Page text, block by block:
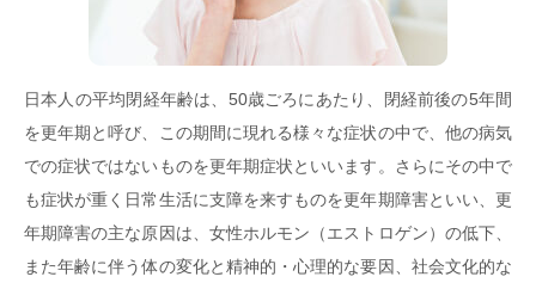
日本人の平均閉経年齢は、50歳ごろにあたり、閉経前後の5年間
を更年期と呼び、この期間に現れる様々な症状の中で、他の病気
での症状ではないものを更年期症状といいます。さらにその中で
も症状が重く日常生活に支障を来すものを更年期障害といい、更
年期障害の主な原因は、女性ホルモン（エストロゲン）の低下、
また年齢に伴う体の変化と精神的・心理的な要因、社会文化的な